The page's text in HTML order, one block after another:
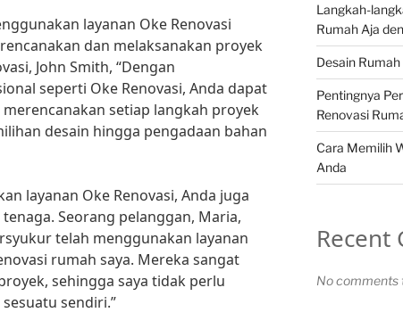
layanan Oke Renovasi
dan melaksanakan proyek
John Smith, “Dengan
seperti Oke Renovasi, Anda dapat
setiap langkah proyek
desain hingga pengadaan bahan
layanan Oke Renovasi, Anda juga
Seorang pelanggan, Maria,
telah menggunakan layanan
rumah saya. Mereka sangat
sehingga saya tidak perlu
sendiri.”
Langkah-
Rumah Aja
Desain
Pentingnya
Renovasi
Cara Memilih
Anda
Recent
No comments